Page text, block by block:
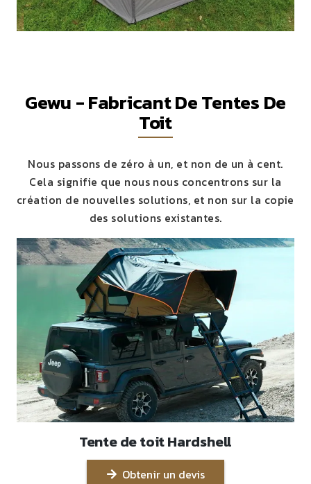
Gewu - Fabricant De Tentes De
Toit
Nous passons de zéro à un, et non de un à cent.
Cela signifie que nous nous concentrons sur la
création de nouvelles solutions, et non sur la copie
des solutions existantes.
Tente de toit Hardshell
Obtenir un devis